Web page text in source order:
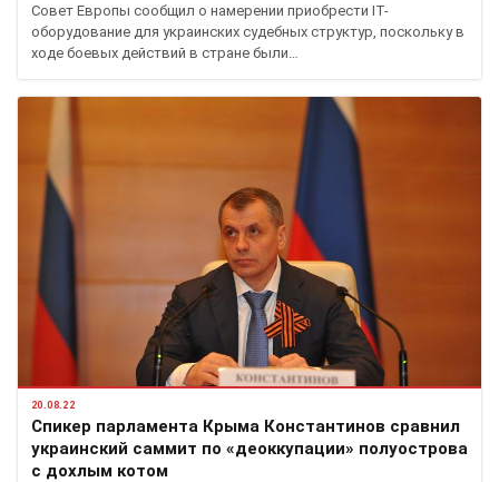
Совет Европы сообщил о намерении приобрести IT-
оборудование для украинских судебных структур, поскольку в
ходе боевых действий в стране были…
20.08.22
Спикер парламента Крыма Константинов сравнил
украинский саммит по «деоккупации» полуострова
с дохлым котом